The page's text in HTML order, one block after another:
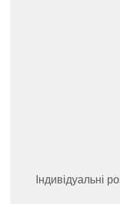
Індивідуальні